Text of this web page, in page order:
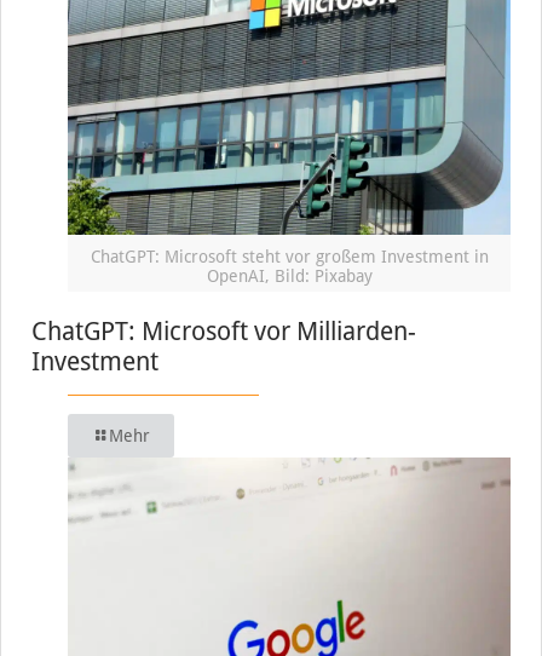
ChatGPT: Microsoft steht vor großem Investment in
OpenAI, Bild: Pixabay
ChatGPT: Microsoft vor Milliarden-
Investment
Mehr